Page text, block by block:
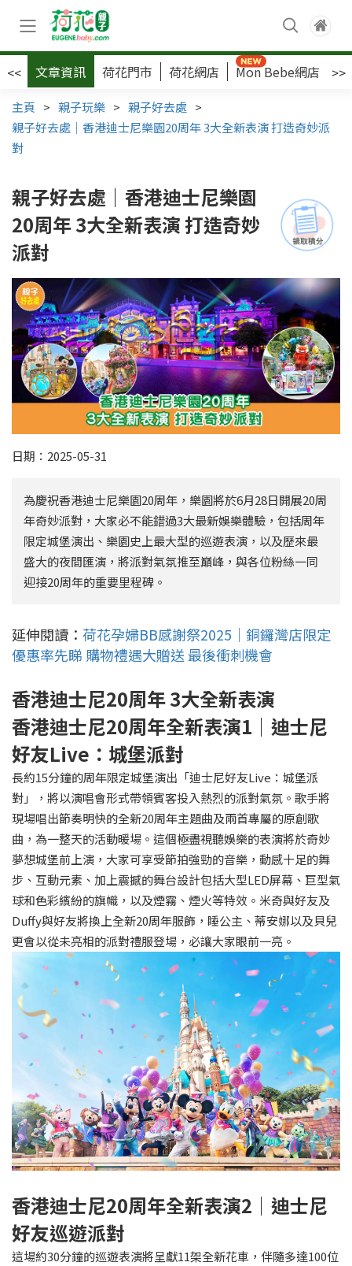
<< 文章資訊 荷花門市 荷花網店 Mon Bebe網店 >>
主頁 > 親子玩樂 > 親子好去處 >
親子好去處｜香港迪士尼樂園20周年 3大全新表演 打造奇妙派
對
親子好去處｜香港迪士尼樂園
20周年 3大全新表演 打造奇妙
派對
日期：2025-05-31
為慶祝香港迪士尼樂園20周年，樂園將於6月28日開展20周
年奇妙派對，大家必不能錯過3大最新娛樂體驗，包括周年
限定城堡演出、樂園史上最大型的巡遊表演，以及歷來最
盛大的夜間匯演，將派對氣氛推至巔峰，與各位粉絲一同
迎接20周年的重要里程碑。
延伸閱讀： 荷花孕婦BB感謝祭2025｜銅鑼灣店限定
優惠率先睇 購物禮遇大贈送 最後衝刺機會
香港迪士尼20周年 3大全新表演
香港迪士尼20周年全新表演1｜迪士尼
好友Live：城堡派對
長約15分鐘的周年限定城堡演出「迪士尼好友Live：城堡派
對」，將以演唱會形式帶領賓客投入熱烈的派對氣氛。歌手將
現場唱出節奏明快的全新20周年主題曲及兩首專屬的原創歌
曲，為一整天的活動暖場。這個極盡視聽娛樂的表演將於奇妙
夢想城堡前上演，大家可享受節拍強勁的音樂，動感十足的舞
步、互動元素、加上震撼的舞台設計包括大型LED屏幕、巨型氣
球和色彩繽紛的旗幟，以及煙霧、煙火等特效。米奇與好友及
Duffy與好友將換上全新20周年服飾，睡公主、蒂安娜以及貝兒
更會以從未亮相的派對禮服登場，必讓大家眼前一亮。
香港迪士尼20周年全新表演2｜迪士尼
好友巡遊派對
這場約30分鐘的巡遊表演將呈獻11架全新花車，伴隨多達100位